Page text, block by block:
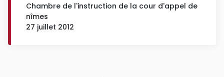
Chambre de l'instruction de la cour d'appel de
nîmes
27 juillet 2012